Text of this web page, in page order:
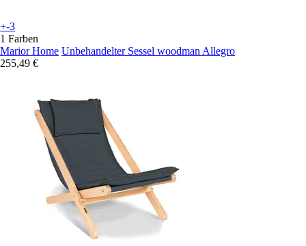
+-3
1 Farben
Marior Home Unbehandelter Sessel woodman Allegro
255,49 €